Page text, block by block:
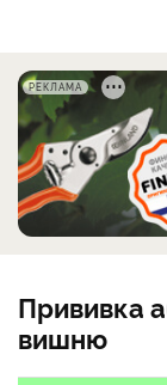
РЕКЛАМА
Прививка
вишню